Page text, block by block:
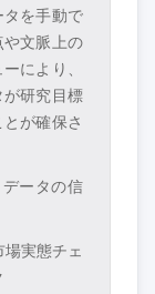
を手動で
文脈上の
により、
研究目標
が確保さ
ータの信
実態チェ